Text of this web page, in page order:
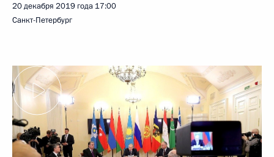
20 декабря 2019 года 17:00
Санкт-Петербург